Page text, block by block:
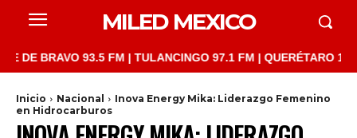
MILED MEXICO
93.5 FM | TULANCINGO 97.1 FM | QUERÉTARO 103.1
Inicio Nacional
Inova Energy Mika: Liderazgo Femenino
en Hidrocarburos